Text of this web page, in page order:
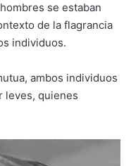
se estaban
de la flagrancia
individuos.
ambos individuos
leves, quienes